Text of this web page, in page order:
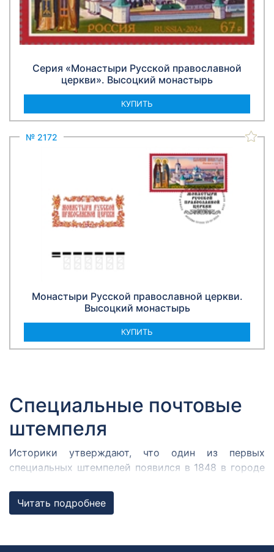
Серия «Монастыри Русской православной
церкви». Высоцкий монастырь
КУПИТЬ
№ 2172
Монастыри Русской православной церкви.
Высоцкий монастырь
КУПИТЬ
Специальные почтовые
штемпеля
Историки утверждают, что один из первых
специальных штемпелей появился в 1848 в городе
собрался Кромержижский парламент.
Парламентарии решили отметить его работу
Читать подробнее